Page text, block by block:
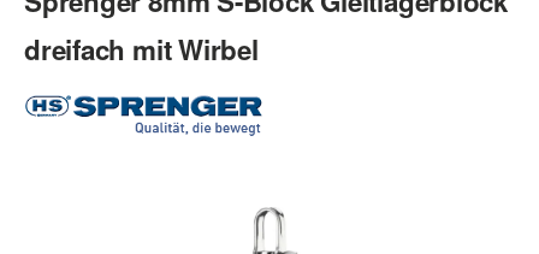
dreifach mit Wirbel